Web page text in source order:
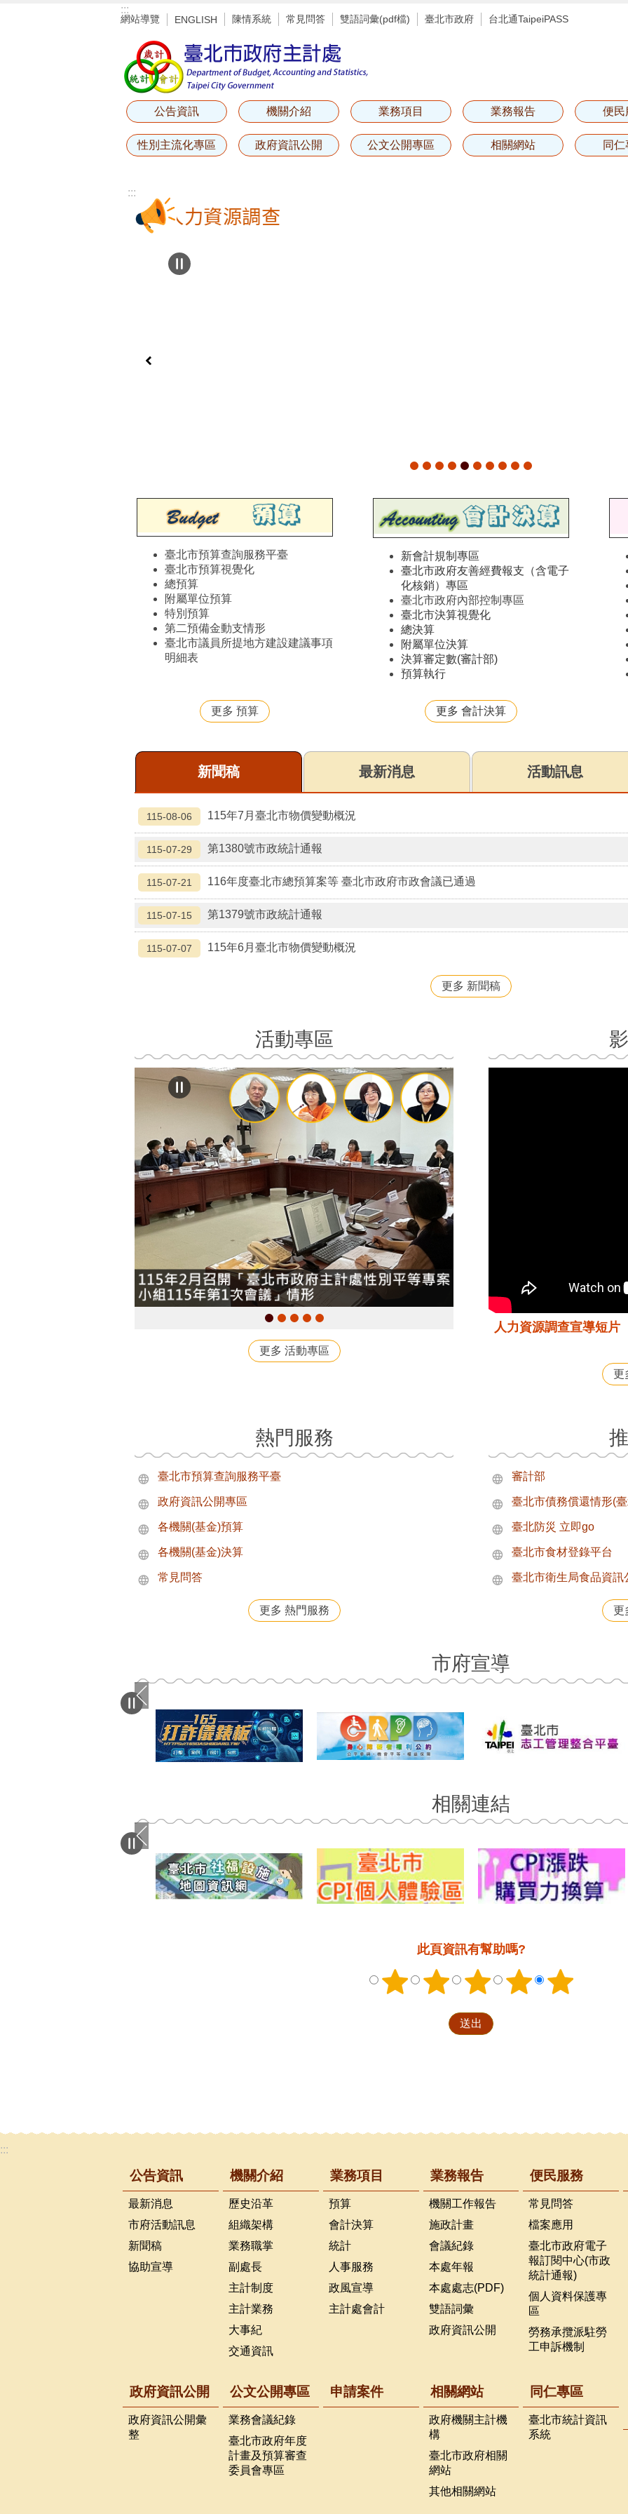
:::
網站導覽 ENGLISH 陳情系統 常見問答 雙語詞彙(pdf檔) 臺北市政府 台北通TaipeiPASS
公告資訊 機關介紹 業務項目 業務報告 便民
性別主流化專區 政府資訊公開 公文公開專區 相關網站 同
:::
22辦理之8月人力資源調查
臺北市預算查詢服務平臺
臺北市預算視覺化
總預算
附屬單位預算
特別預算
第二預備金動支情形
臺北市議員所提地方建設建議事項
明細表
更多 預算
新會計規制專區
臺北市政府友善經費報支（含電子
化核銷）專區
臺北市政府內部控制專區
臺北市決算視覺化
總決算
附屬單位決算
決算審定數(審計部)
預算執行
更多 會計決算
新聞稿 最新消息 活動訊息
115-08-06 115年7月臺北市物價變動概況
115-07-29 第1380號市政統計通報
115-07-21 116年度臺北市總預算案等 臺北市政府市政會議已通過
115-07-15 第1379號市政統計通報
115-07-07 115年6月臺北市物價變動概況
更多 新聞稿
活動專區
更多 活動專區
人力資源調查宣導短片
更
熱門服務
臺北市預算查詢服務平臺
政府資訊公開專區
各機關(基金)預算
各機關(基金)決算
常見問答
更多 熱門服務
審計部
臺北市債務償還情形(
臺北防災 立即go
臺北市食材登錄平台
臺北市衛生局食品資訊
更
市府宣導
相關連結
此頁資訊有幫助嗎?
:::
公告資訊
最新消息
市府活動訊息
新聞稿
協助宣導
機關介紹
歷史沿革
組織架構
業務職掌
副處長
主計制度
主計業務
大事紀
交通資訊
業務項目
預算
會計決算
統計
人事服務
政風宣導
主計處會計
業務報告
機關工作報告
施政計畫
會議紀錄
本處年報
本處處志(PDF)
雙語詞彙
政府資訊公開
便民服務
常見問答
檔案應用
臺北市政府電子
報訂閱中心(市政
統計通報)
個人資料保護專
區
勞務承攬派駐勞
工申訴機制
政府資訊公開
政府資訊公開彙
整
公文公開專區
業務會議紀錄
臺北市政府年度
計畫及預算審查
委員會專區
申請案件 相關網站
政府機關主計機
構
臺北市政府相關
網站
其他相關網站
同仁專區
臺北市統計資訊
系統